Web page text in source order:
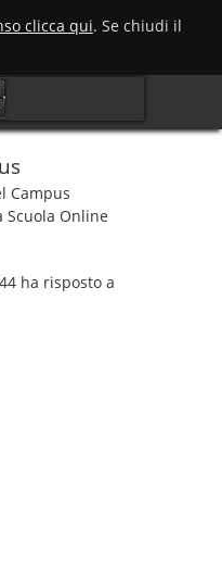
clicca qui. Se chiudi il
Campus
Online
ha risposto a